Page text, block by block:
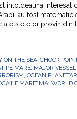
întotdeauna
au fost
stelelor provin din
ON THE SEA, CHOCK
PE MARE, MAJOR
, OCEAN PLANETAR
MARITIMĂ, WORLD